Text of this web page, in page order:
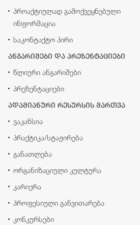
პროაქტიულად გამოქვეყნებული
ინფორმაცია
საკონტაქტო პირი
ანგარიშები და პრეზენტაციები
წლიური ანგარიშები
პრეზენტაციები
ადამიანური რესურსის მართვა
ვაკანსია
პრაქტიკა/სტაჟირება
განათლება
ორგანიზაციული კულტურა
კარიერა
პროფესიული განვითარება
კონკურსები